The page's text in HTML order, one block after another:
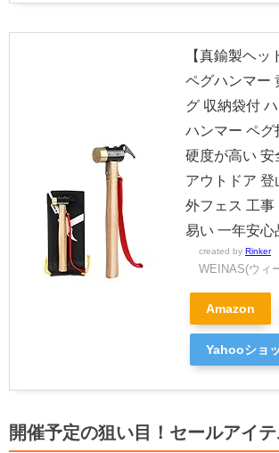
【真鍮製ヘッ
ペグハンマー
グ 収納袋付
ハンマー ペグ
硬度が高い 安
アウトドア 登
外フェス 工事
易い 一年安心
created by Rinker
WEINAS(ウィ
Amazon
Yahooショ
開催予定の狙い目！セールアイ